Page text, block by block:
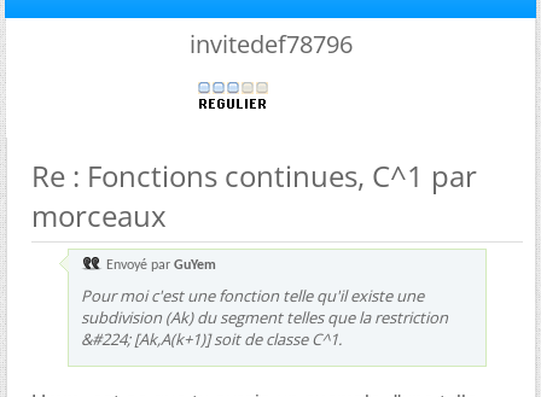
invitedef78796
Re : Fonctions continues, C^1 par
morceaux
Envoyé par GuYem
Pour moi c'est une fonction telle qu'il existe une
subdivision (Ak) du segment telles que la restriction
&#224; [Ak,A(k+1)] soit de classe C^1.